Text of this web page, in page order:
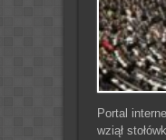
Portal
wziął